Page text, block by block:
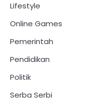
Lifestyle
Online Games
Pemerintah
Pendidikan
Politik
Serba Serbi